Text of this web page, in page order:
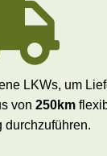
LKWs, um
von 250km
durchzuführen.